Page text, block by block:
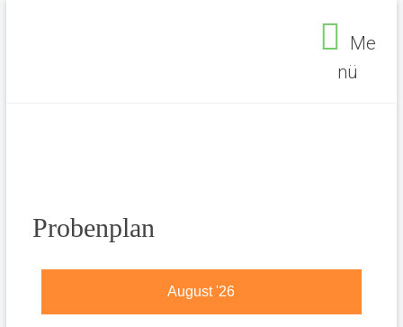
Me
nü
Probenplan
August '26